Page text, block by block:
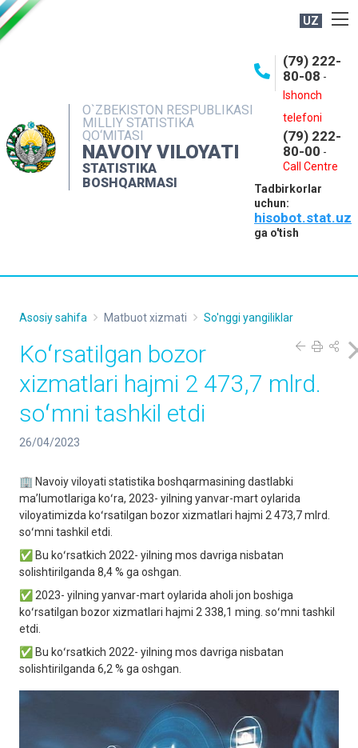
UZ
O`ZBEKISTON RESPUBLIKASI
MILLIY STATISTIKA
QO‘MITASI
NAVOIY VILOYATI
STATISTIKA
BOSHQARMASI
(79) 222-
80-08 -
Ishonch
telefoni
(79) 222-
80-00 -
Call Centre
Tadbirkorlar
uchun:
hisobot.stat.uz
ga o'tish
OCHIQ MA'LUMOTLAR
INTERAKTIV XIZMATLAR
MUROJAATLAR
Asosiy sahifa Matbuot xizmati So'nggi yangiliklar
Koʻrsatilgan bozor
xizmatlari hajmi 2 473,7 mlrd.
soʻmni tashkil etdi
26/04/2023
🏢 Navoiy viloyati statistika boshqarmasining dastlabki
maʼlumotlariga koʻra, 2023- yilning yanvar-mart oylarida
viloyatimizda koʻrsatilgan bozor xizmatlari hajmi 2 473,7 mlrd.
soʻmni tashkil etdi.
✅ Bu koʻrsatkich 2022- yilning mos davriga nisbatan
solishtirilganda 8,4 % ga oshgan.
✅ 2023- yilning yanvar-mart oylarida aholi jon boshiga
koʻrsatilgan bozor xizmatlari hajmi 2 338,1 ming. soʻmni tashkil
etdi.
✅ Bu koʻrsatkich 2022- yilning mos davriga nisbatan
solishtirilganda 6,2 % ga oshgan.